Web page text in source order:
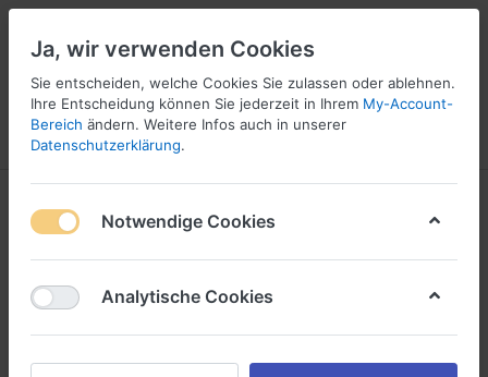
Menü Anmelden
16
Ja, wir verwenden Cookies
Sie entscheiden, welche Cookies Sie zulassen oder ablehnen.
Ihre Entscheidung können Sie jederzeit in Ihrem My-Account-
Bereich ändern. Weitere Infos auch in unserer
Datenschutzerklärung.
Notwendige Cookies
Analytische Cookies